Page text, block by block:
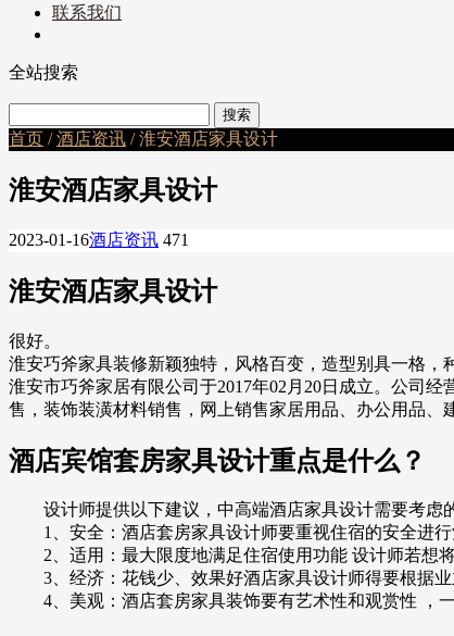
联系我们
全站搜索
首页 /酒店资讯 / 淮安酒店家具设计
淮安酒店家具设计
2023-01-16酒店资讯 471
淮安酒店家具设计
很好。
淮安巧斧家具装修新颖独特，风格百变，造型别具一格，
淮安市巧斧家居有限公司于2017年02月20日成立。公司
售，装饰装潢材料销售，网上销售家居用品、办公用品、
酒店宾馆套房家具设计重点是什么？
设计师提供以下建议，中高端酒店家具设计需要考虑
1、安全：酒店套房家具设计师要重视住宿的安全进行
2、适用：最大限度地满足住宿使用功能 设计师若想将
3、经济：花钱少、效果好酒店家具设计师得要根据业
4、美观：酒店套房家具装饰要有艺术性和观赏性 ，一